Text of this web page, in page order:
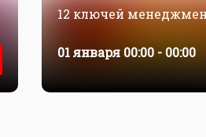
12 ключей
01 января 00:00 - 00:00